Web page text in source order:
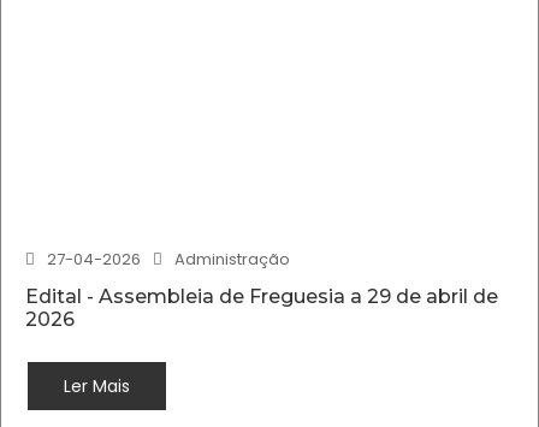
27-04-2026
Administração
Edital - Assembleia de Freguesia a 29 de abril de
2026
Ler Mais